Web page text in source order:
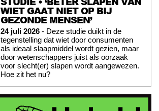
WIET GAAT NIET OP BIJ
GEZONDE MENSEN’
24 juli 2026 - Deze studie duikt in de
tegenstelling dat wiet door consumenten
als ideaal slaapmiddel wordt gezien, maar
door wetenschappers juist als oorzaak
voor slecht(er) slapen wordt aangewezen.
Hoe zit het nu?